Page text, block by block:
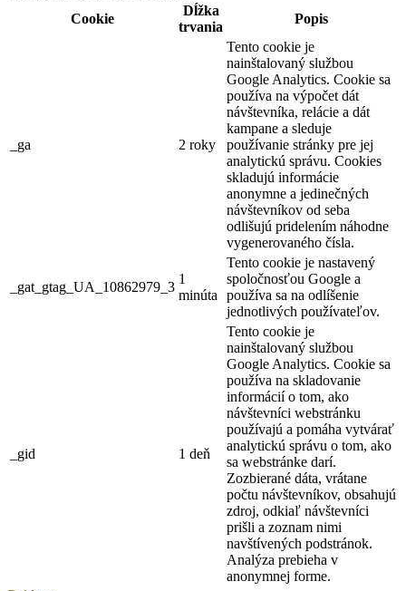
Cookie
Dĺžka
trvania
Popis
_ga 2 roky
Tento cookie je
nainštalovaný službou
Google Analytics. Cookie sa
používa na výpočet dát
návštevníka, relácie a dát
kampane a sleduje
používanie stránky pre jej
analytickú správu. Cookies
skladujú informácie
anonymne a jedinečných
návštevníkov od seba
odlišujú pridelením náhodne
vygenerovaného čísla.
_gat_gtag_UA_10862979_3
1
minúta
Tento cookie je nastavený
spoločnosťou Google a
používa sa na odlíšenie
jednotlivých používateľov.
_gid 1 deň
Tento cookie je
nainštalovaný službou
Google Analytics. Cookie sa
používa na skladovanie
informácií o tom, ako
návštevníci webstránku
používajú a pomáha vytvárať
analytickú správu o tom, ako
sa webstránke darí.
Zozbierané dáta, vrátane
počtu návštevníkov, obsahujú
zdroj, odkiaľ návštevníci
prišli a zoznam nimi
navštívených podstránok.
Analýza prebieha v
anonymnej forme.